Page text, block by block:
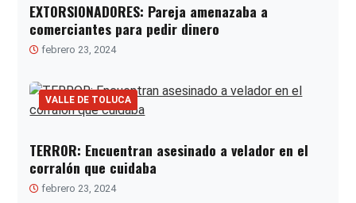
EXTORSIONADORES: Pareja amenazaba a
comerciantes para pedir dinero
febrero 23, 2024
VALLE DE TOLUCA
TERROR: Encuentran asesinado a velador en el
corralón que cuidaba
febrero 23, 2024